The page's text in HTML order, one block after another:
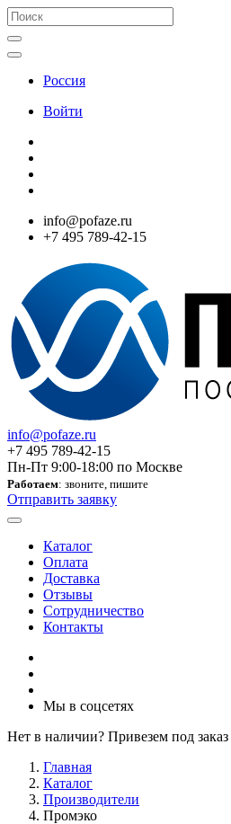
Россия
Войти
info@pofaze.ru
+7 495 789-42-15
info@pofaze.ru
+7 495 789-42-15
Пн-Пт 9:00-18:00 по Москве
Работаем: звоните, пишите
Отправить заявку
Каталог
Оплата
Доставка
Отзывы
Сотрудничество
Контакты
Мы в соцсетях
Нет в наличии? Привезем под заказ
Главная
Каталог
Производители
Промэко